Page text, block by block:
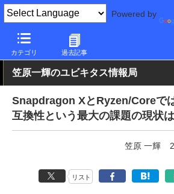
Powered by
カテゴリ 過去記事
PC Watch 半導体/周辺機器
笠原一輝のユビキタス情報局
Snapdragon XとRyzen/Coreで
互換性という最大の課題の現状
笠原 一輝
リスト